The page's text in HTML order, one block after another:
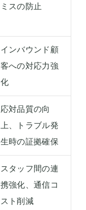
ミスの防止
インバウンド顧
客への対応力強
化
応対品質の向
上、トラブル発
生時の証拠確保
スタッフ間の連
携強化、通信コ
スト削減